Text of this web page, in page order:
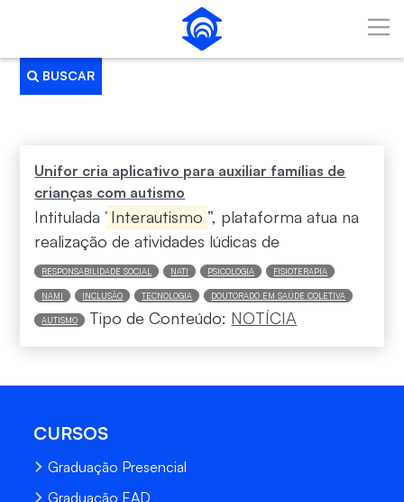
Pular para o Conteúdo principal
BUSCAR
Unifor cria aplicativo para auxiliar famílias de
crianças com autismo
Intitulada “ Interautismo ”, plataforma atua na
realização de atividades lúdicas de
RESPONSABILIDADE SOCIAL NATI PSICOLOGIA FISIOTERAPIA
NAMI INCLUSÃO TECNOLOGIA DOUTORADO EM SAÚDE COLETIVA
AUTISMO Tipo de Conteúdo: NOTÍCIA
CURSOS
Graduação Presencial
Graduação EAD